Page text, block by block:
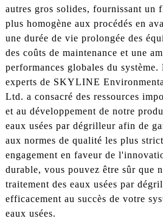
autres gros solides, fournissant un
plus homogène aux procédés en
une durée de vie prolongée des
des coûts de maintenance et une
performances globales du
experts de SKYLINE
Ltd. a consacré des ressources
et au développement de notre
eaux usées par dégrilleur afin de
aux normes de qualité les plus
engagement en faveur de
durable, vous pouvez être sûr que
traitement des eaux usées par
efficacement au succès de votre
eaux usées.